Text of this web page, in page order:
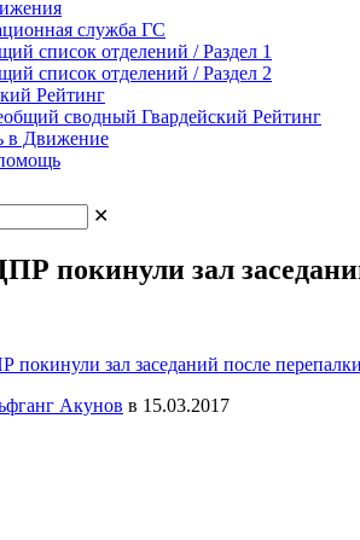
служба ГС
список отделений / Раздел 1
список отделений / Раздел 2
Рейтинг
сводный Гвардейский Рейтинг
в Движение
✕
покинули зал
покинули зал заседаний после
Акунов в 15.03.2017